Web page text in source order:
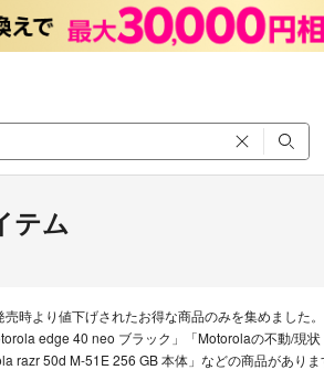
テム
時より値下げされたお得な商品のみを集めました
edge 40 neo ブラック」「Motorolaの不動/現状
razr 50d M-51E 256 GB 本体」などの商品があり